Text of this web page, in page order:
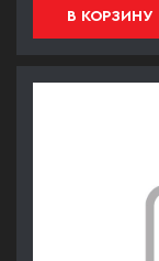
В КОРЗИНУ